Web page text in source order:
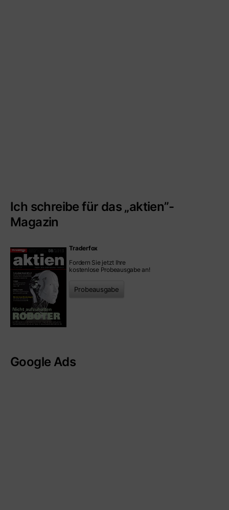
Ich schreibe für das „aktien”-
Magazin
Traderfox
Fordern Sie jetzt Ihre
kostenlose Probeausgabe an!
Probeausgabe
Google Ads